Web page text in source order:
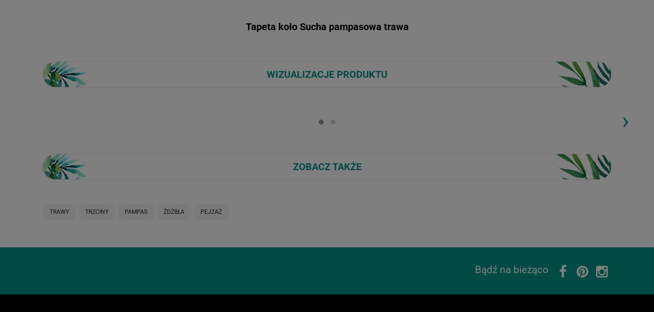
Tapeta koło Sucha pampasowa trawa
WIZUALIZACJE PRODUKTU
Loading...
›
ZOBACZ TAKŻE
TRAWY TRZCINY PAMPAS ŹDŹBŁA PEJZAŻ
Bądź na bieżąco